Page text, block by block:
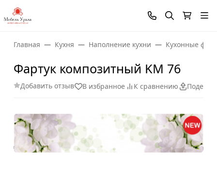
Главная Кухня Наполнение кухни Кухонные
Фартук композитный KM 76
Добавить отзыв В избранное К сравнению